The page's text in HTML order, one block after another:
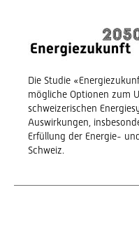
Die Studie
mögliche Optionen zum
schweizerischen
Auswirkungen,
Erfüllung der Energie-
Schweiz.